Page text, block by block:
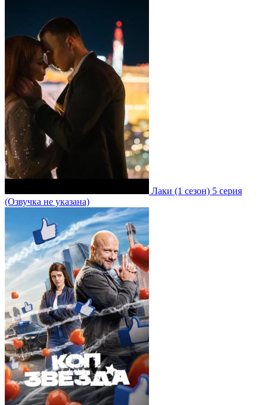
Лаки (1 сезон) 5 серия
(Озвучка не указана)